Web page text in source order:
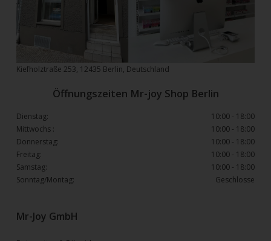
Mr-Joy GmbH
Kiefholztraße 253, 12435 Berlin, Deutschland
Öffnungszeiten Mr-joy Shop Berlin
Dienstag:
10:00 - 18:00
Mittwochs :
10:00 - 18:00
Donnerstag:
10:00 - 18:00
Freitag:
10:00 - 18:00
Samstag:
10:00 - 18:00
Sonntag/Montag:
Geschlosse